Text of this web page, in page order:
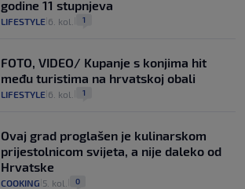
godine 11 stupnjeva
LIFESTYLE 6. kol. 1
FOTO, VIDEO/ Kupanje s konjima hit
među turistima na hrvatskoj obali
LIFESTYLE 6. kol. 1
Ovaj grad proglašen je kulinarskom
prijestolnicom svijeta, a nije daleko od
Hrvatske
COOKING 5. kol. 0